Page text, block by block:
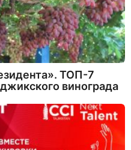
ТОП-7
винограда